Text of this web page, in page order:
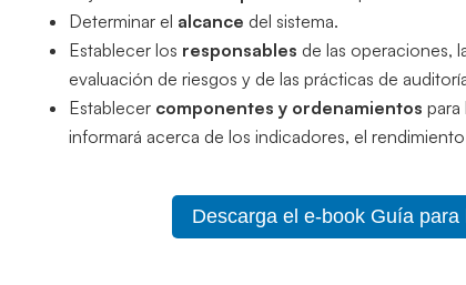
Determinar el alcance del sistema.
Establecer los responsables de las operaciones,
evaluación de riesgos y de las prácticas de
Establecer componentes y ordenamientos
informará acerca de los indicadores, el
Descarga el e-book Guía